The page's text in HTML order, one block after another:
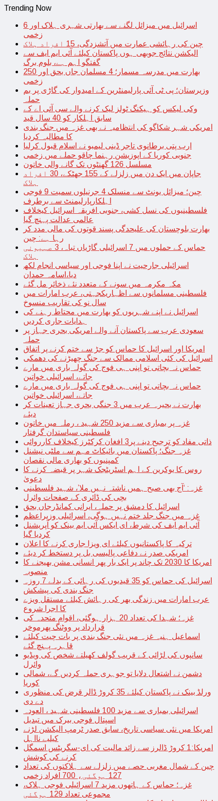
Trending Now
اسرائیل میں میزائل لگنے سے بھارتی شہری ہلاک اور 6
زخمی
چین کی رہائشی عمارت میں آتشزدگی، 15 افراد ہلاک
الیکشن نتائج جوبھی ہوں پاکستان کیلئے آئی ایم ایف سے
گفتگو اہم ہے، بلوم برگ
بھارت میں مدرسہ مسمار؛ 4 مسلمان جاں بحق اور 250
زخمی
وزیرستان؛ پی ٹی آئی پارلیمنٹرین کے امیدوار کی گاڑی پر بم
حملہ
وکی لیکس کو ہیکنگ ٹولز لیک کرنے والے سی آئی اے کے
سابق اہلکار کو 40 سال قید
امریکی شہر شکاگو کی انتظامیہ نے بھی غزہ میں جنگ بندی
کا مطالبہ کردیا
ارب پتی برطانوی تاجر ڈینی لیمبو نے اسلام قبول کرلیا
جنوبی کوریا کے اپوزیشن رہنما چاقو حملے میں زخمی
مسلسل 126 گھنٹوں تک گانے والی خاتون
جاپان میں ایک دن میں زلزلے کے 155 جھٹکے، 30 افراد
ہلاک
چین؛ میزائل یونٹ سے منسلک 4 جرنیلوں سمیت 9 فوجی
اہلکارپارلیمنٹ سے برطرف
فلسطینیوں کی نسل کشی، جنوبی افریقہ اسرائیل کیخلاف
عالمی عدالت پہنچ گیا
بھارت بلوچستان کی علیحدگی پسند قوتوں کی مالی مدد کر
رہا ہے: چین
حماس کے حملوں میں 7 اسرائیلی گاڑیاں تباہ، 3 صہیونی
ہلاک
اسرائیلی جارحیت نے اپنا فوجی اور سیاسی انجام لکھ
دیا،اسامہ حمدان
مکہ مکرمہ میں سونے کے متعدد نئے ذخائر مل گئے
فلسطینی مسلمانوں سے اظہاریکجہتی، عرب امارات میں
سال نو کی تقاریب منسوخ
اسرائیل نے اپنے شہریوں کو بھارت میں محتاط رہنے کی
ہدایات جاری کردیں
سعودی عرب سے پاکستان آنے والے امریکی بحری جہاز پر
حملہ
امریکا اور اسرائیل کا حماس کو جڑ سے ختم کرنے پر اتفاق
اسرائیل کی کئی اسلامی ممالک سے جنگ چھیڑنے کی دھمکی
حماس نہ بچاتی تو اپنی ہی فوج کی گولہ باری میں مارے
جاتے، اسرائیلی خواتین
حماس نہ بچاتی تو اپنی ہی فوج کی گولہ باری میں مارے
جاتے، اسرائیلی خواتین
بھارت نے بحیرہ عرب میں 3 جنگی بحری جہاز تعینات کر
دیئے
غزہ پر بمباری سے مزید 250 شہید ، رملہ میں خاتون
فلسطینی سیاستدان گرفتار
ذاتی مفاد کو ترجیح دینے پر3 افغان کرکٹرز کیخلاف کارروائی
غزہ جنگ؛ پاکستان میں بائیکاٹ مہم سے ملٹی نیشنل
کمپنیوں کو بھاری مالی نقصان
روس کا یوکرین کے اہم اسٹریٹجک شہر پر قبضہ کرنے کا
دعویٰ
غزہ: ‘آج بھی صبح ہمیں ناشتہ نہیں ملا’، شہید فلسطینی
بچی کی ڈائری کے صفحات وائرل
اسرائیل کا دمشق پر حملہ، ایرانی کمانڈرجاں بحق
غزہ میں جنگ جلد ختم نہیں ہوگی، اسرائیلی وزیراعظم
آئی ایم ایف کی شرط، ای ایکس آئی ایم بینک کو آپریشنل
کردیا گیا
ترکیہ کا پاکستانیوں کیلئے ای ویزا جاری کرنے کا اعلان
امریکی صدر نے دفاعی پالیسی بل پر دستخط کر دیئے
امریکا کا 2030 تک چاند پر ایک بار پھر انسانی مشن بھیجنے کا
منصوبہ
اسرائیل کی حماس کو 35 قیدیوں کی رہائی کے بدلے 7 روزہ
جنگ بندی کی پیشکش
عرب امارات میں زندگی بھر کی رہائش کیلئے مستقل ویزے
کا اجرا شروع
غزہ؛ شہدا کی تعداد 20 ہزار ہوگئی، اقوام متحدہ کی
قرارداد پر ووٹنگ پھرموخر
اسماعیل ہنیہ غزہ میں نئی جنگ بندی پر بات چیت کیلئے
قاہرہ پہنچ گئے
سانپوں کی لڑائی کے قریب گولف کھیلتے شخص کی ویڈیو
وائرل
دشمن نے اشتعال دلایا تو جوہری حملہ کردیں گے، شمالی
کوریا
ورلڈ بینک نے پاکستان کیلئے 35 کروڑ ڈالر قرض کی منظوری
دے دی
اسرائیلی بمباری سے مزید 100 فلسطینی شہید ، العودہ
اسپتال فوجی بیرک میں تبدیل
امریکا میں نئی سیاسی تاریخ، سابق صدر ٹرمپ الیکشن لڑنے
کیلیے نااہل
امریکا:1 کروڑ ڈالرز سے زائد مالیت کی ای-سگریٹس اسمگل
کرنے کی کوشش
چین کے شمال مغربی حصے میں زلزلے سے ہلاکتوں کی تعداد
127 ہوگئی، 700 افراد زخمی
غزہ؛ حماس کے ہاتھوں مزید 7 اسرائیلی فوجی ہلاک،
مجموعی تعداد 129 ہوگئی